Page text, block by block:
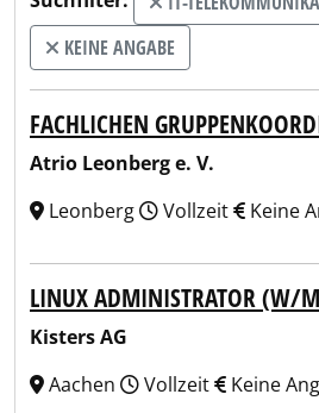
KEINE ANGABE
FACHLICHEN
Atrio Leonberg e. V.
Leonberg
Vollzeit Keine
LINUX ADMINISTRATOR (W/
Kisters AG
Aachen
Vollzeit Keine